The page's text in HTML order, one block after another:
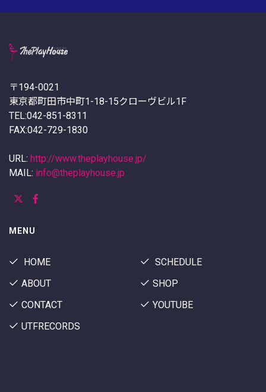
〒194-0021
東京都町田市中町1-18-15クローヴビル1F
TEL:042-851-8311
FAX:042-729-1830
URL: http://www.theplayhouse.jp/
MAIL: info@theplayhouse.jp
MENU
HOME
SCHEDULE
ABOUT
SHOP
CONTACT
YOUTUBE
UTFRECORDS